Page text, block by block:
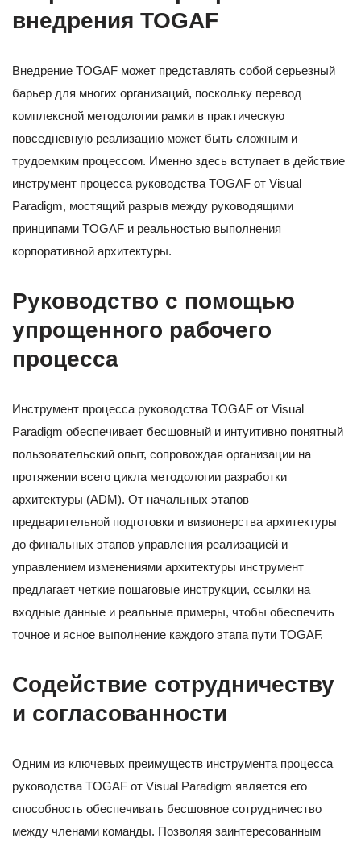
внедрения TOGAF
Внедрение TOGAF может представлять собой серьезный
барьер для многих организаций, поскольку перевод
комплексной методологии рамки в практическую
повседневную реализацию может быть сложным и
трудоемким процессом. Именно здесь вступает в действие
инструмент процесса руководства TOGAF от Visual
Paradigm, мостящий разрыв между руководящими
принципами TOGAF и реальностью выполнения
корпоративной архитектуры.
Руководство с помощью
упрощенного рабочего
процесса
Инструмент процесса руководства TOGAF от Visual
Paradigm обеспечивает бесшовный и интуитивно понятный
пользовательский опыт, сопровождая организации на
протяжении всего цикла методологии разработки
архитектуры (ADM). От начальных этапов
предварительной подготовки и визионерства архитектуры
до финальных этапов управления реализацией и
управлением изменениями архитектуры инструмент
предлагает четкие пошаговые инструкции, ссылки на
входные данные и реальные примеры, чтобы обеспечить
точное и ясное выполнение каждого этапа пути TOGAF.
Содействие сотрудничеству
и согласованности
Одним из ключевых преимуществ инструмента процесса
руководства TOGAF от Visual Paradigm является его
способность обеспечивать бесшовное сотрудничество
между членами команды. Позволяя заинтересованным